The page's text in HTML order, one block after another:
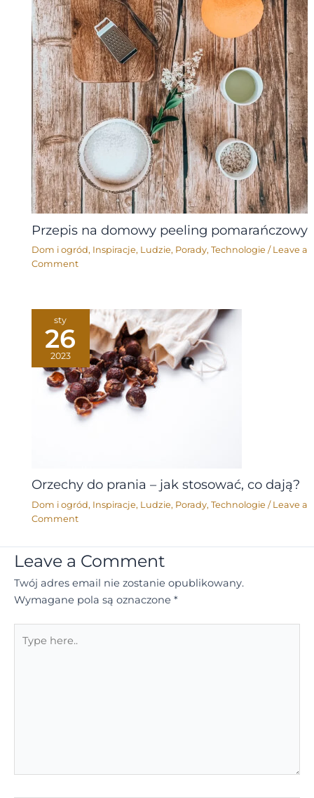
Przepis na domowy peeling pomarańczowy
Dom i ogród, Inspiracje, Ludzie, Porady, Technologie / Leave a
Comment
sty
26
2023
Orzechy do prania – jak stosować, co dają?
Dom i ogród, Inspiracje, Ludzie, Porady, Technologie / Leave a
Comment
Leave a Comment
Twój adres email nie zostanie opublikowany.
Wymagane pola są oznaczone *
here..